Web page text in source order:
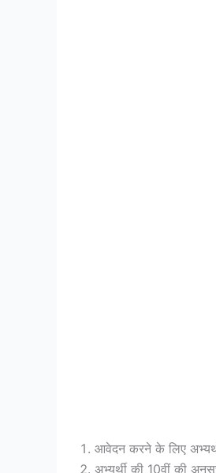
आवेदन करने के लिए
अभ्यर्थी की 10वीं की